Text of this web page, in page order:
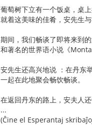
葡萄树下立有一个饭桌，桌上
就着这美味的佳肴，安先生
期间，我们畅谈了即将来到
和著名的世界语小说《
安先生还高兴地说 ：在丹东
一起在此地聚会畅饮畅谈。
在返回丹东的路上，安夫人
...
(Ĉine el Esperantaj